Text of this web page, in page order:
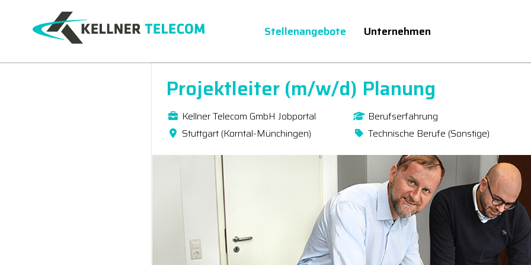
Stellenangebote Unternehmen
Projektleiter (m/w/d) Planung
Kellner Telecom GmbH Jobportal
Stuttgart (Korntal-Münchingen)
Berufserfahrung
Technische Berufe (Sonstige)